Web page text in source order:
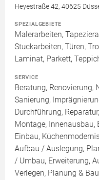
Heyestraße 42, 40625
SPEZIALGEBIETE
Malerarbeiten,
Stuckarbeiten, Türen,
Laminat, Parkett,
SERVICE
Beratung, Renovierung,
Sanierung,
Durchführung,
Montage, Innenausbau,
Einbau,
Aufbau / Auslegung,
/ Umbau, Erweiterung,
Verlegen, Planung &